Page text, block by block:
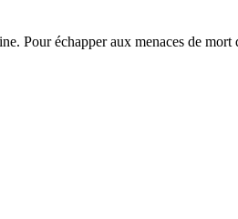
Pour échapper aux menaces de